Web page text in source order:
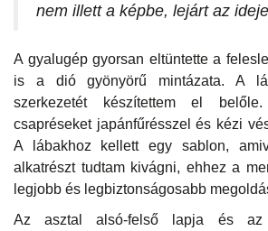
nem illett a képbe, lejárt az
A gyalugép gyorsan eltüntette a
is a dió gyönyörű mintázata. A
szerkezetét készítettem el
csapréseket japánfűrésszel és kézi
A lábakhoz kellett egy sablon,
alkatrészt tudtam kivágni, ehhez a
legjobb és legbiztonságosabb
Az asztal alsó-felső lapja és az